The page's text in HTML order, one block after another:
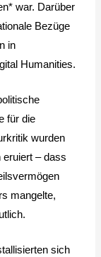
war. Darüber
Bezüge
in
Humanities.
für die
wurden
– dass
mangelte,
sich